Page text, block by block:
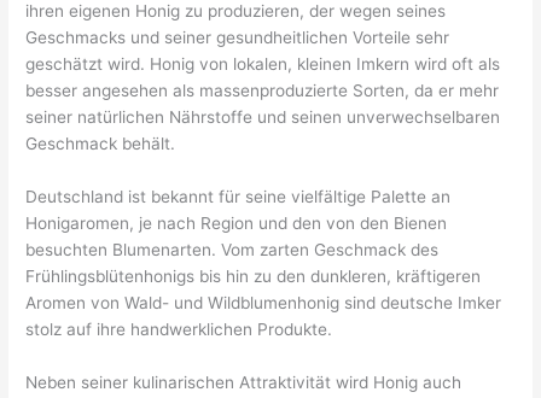
ihren eigenen Honig zu produzieren, der wegen seines
Geschmacks und seiner gesundheitlichen Vorteile sehr
geschätzt wird. Honig von lokalen, kleinen Imkern wird oft als
besser angesehen als massenproduzierte Sorten, da er mehr
seiner natürlichen Nährstoffe und seinen unverwechselbaren
Geschmack behält.
Deutschland ist bekannt für seine vielfältige Palette an
Honigaromen, je nach Region und den von den Bienen
besuchten Blumenarten. Vom zarten Geschmack des
Frühlingsblütenhonigs bis hin zu den dunkleren, kräftigeren
Aromen von Wald- und Wildblumenhonig sind deutsche Imker
stolz auf ihre handwerklichen Produkte.
Neben seiner kulinarischen Attraktivität wird Honig auch